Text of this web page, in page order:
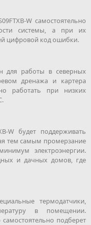
W самостоятельно
системы, а при их
цифровой код ошибки.
для работы в северных
дренажа и картера
работать при низких
W будет поддерживать
тем самым промерзание
электроэнергии.
и дачных домов, где
термодатчики,
в помещении.
подберет